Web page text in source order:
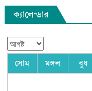
ক্যালেন্ডার
সোম মঙ্গল বুধ